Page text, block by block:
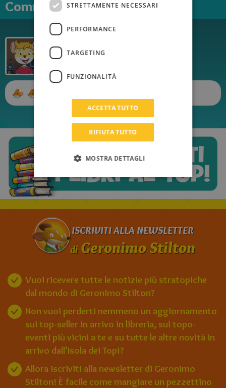
Commenti
Pubblicato il10/01/2021
ISCRIVITI ALLA NEWSLETTER
diGeronimo Stilton
Vuoi ricevere tutte le notizie più stratopiche
dal mondo di Geronimo Stilton?
Non vuoi perderti nemmeno un aggiornamento
sui top-seller in arrivo in libreria, sui topo-
eventi più vicini a te e su tutte le altre novità in
arrivo dall’Isola dei Topi?
Allora iscriviti alla newsletter di Geronimo
Stilton! È facile come mangiare un pezzettino
DUTCH
STRETTAMENTE NECESSARI
PERFORMANCE
TARGETING
FUNZIONALITÀ
ACCETTA TUTTO
RIFIUTA TUTTO
MOSTRA DETTAGLI